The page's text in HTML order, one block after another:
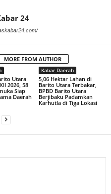
24
MORE FROM AUTHOR
Utara
2026, 58
Siap
Daerah
Kabar Daerah
5,06 Hektar Lahan di
Barito Utara Terbakar,
BPBD Barito Utara
Berjibaku Padamkan
Karhutla di Tiga Lokasi